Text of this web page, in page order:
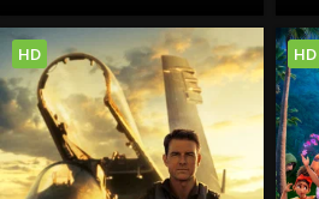
HD HD